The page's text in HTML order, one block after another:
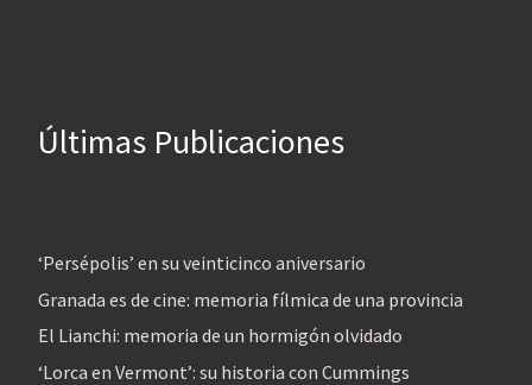
Últimas Publicaciones
‘Persépolis’ en su veinticinco aniversario
Granada es de cine: memoria fílmica de una provincia
El Lianchi: memoria de un hormigón olvidado
‘Lorca en Vermont’: su historia con Cummings